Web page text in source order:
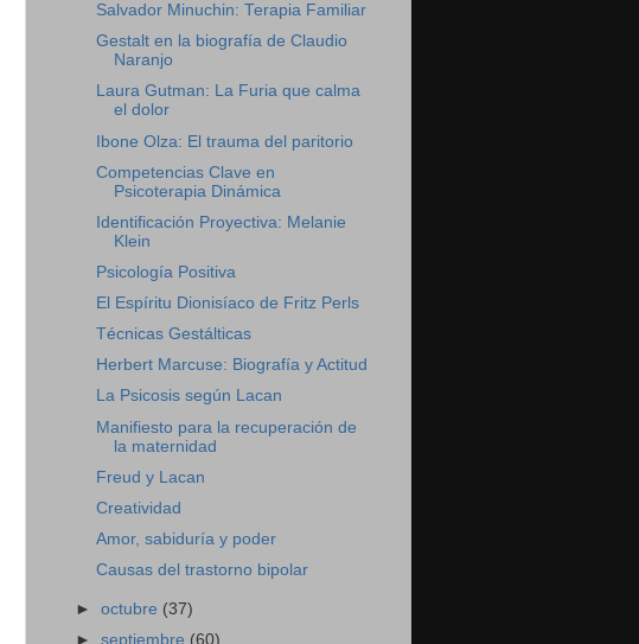
Salvador Minuchin: Terapia Familiar
Gestalt en la biografía de Claudio
Naranjo
Laura Gutman: La Furia que calma
el dolor
Ibone Olza: El trauma del paritorio
Competencias Clave en
Psicoterapia Dinámica
Identificación Proyectiva: Melanie
Klein
Psicología Positiva
El Espíritu Dionisíaco de Fritz Perls
Técnicas Gestálticas
Herbert Marcuse: Biografía y Actitud
La Psicosis según Lacan
Manifiesto para la recuperación de
la maternidad
Freud y Lacan
Creatividad
Amor, sabiduría y poder
Causas del trastorno bipolar
►octubre (37)
►septiembre (60)